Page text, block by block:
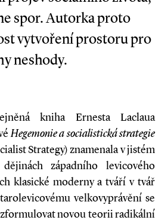
spor. Autorka proto
vytvoření prostoru pro
neshody.
kniha Ernesta Laclaua
Hegemonie asocialistická strategie
Strategy) znamenala v jistém
západního levicového
klasické moderny a tváří v tvář
velkovyprávění se
novou teorii radikální